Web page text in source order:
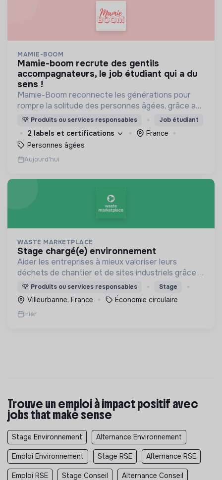
MAMIE-BOOM
mamie-boom recrute des gentils
accompagnateurs, le job étudiant qui a du
sens !
Mamie-Boom reconnecte les générations pour
rompre la solitude des personnes âgées, grâce aux
visites d'étudiants chaque semaine.
💡 Produits ou services responsables Job étudiant
2 labels et certifications
France
Personnes âgées
Aujourd'hui
WASTE MARKETPLACE
stage chargé(e) environnement
Aider les entreprises à mieux valoriser leurs
déchets de chantier et de sites industriels grâce à
une application digitale.
💡 Produits ou services responsables Stage
Villeurbanne, France Économie circulaire
Hier
Trouve un emploi à impact positif avec
jobs that make sense
Stage Environnement Alternance Environnement
Emploi Environnement Stage RSE Alternance RSE
Emploi RSE Stage Conseil Alternance Conseil